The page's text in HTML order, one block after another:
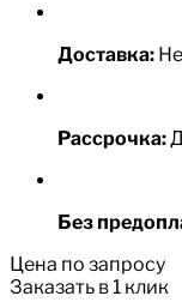
Доставка:
Рассрочка:
Без
Цена по запросу
Заказать в 1 клик